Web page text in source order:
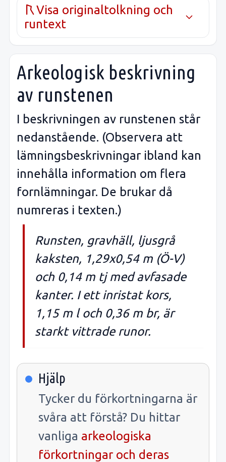
Visa originaltolkning och
runtext
Arkeologisk beskrivning
av runstenen
I beskrivningen av runstenen står
nedanstående. (Observera att
lämningsbeskrivningar ibland kan
innehålla information om flera
fornlämningar. De brukar då
numreras i texten.)
Runsten, gravhäll, ljusgrå
kaksten, 1,29x0,54 m (Ö-V)
och 0,14 m tj med avfasade
kanter. I ett inristat kors,
1,15 m l och 0,36 m br, är
starkt vittrade runor.
Hjälp
Tycker du förkortningarna är
svåra att förstå? Du hittar
vanliga arkeologiska
förkortningar och deras